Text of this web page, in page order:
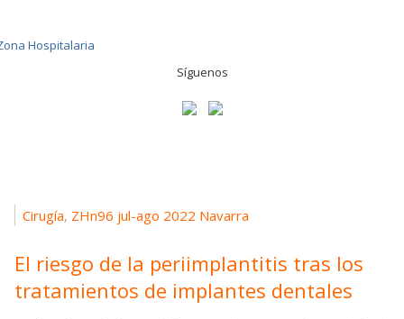
Síguenos
Cirugía, ZHn96 jul-ago 2022 Navarra
El riesgo de la periimplantitis tras los
tratamientos de implantes dentales